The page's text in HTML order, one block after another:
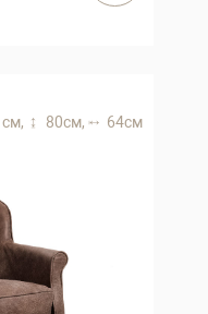
см, 80 см, 64 см